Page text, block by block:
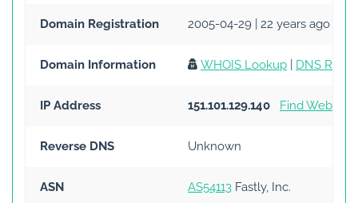
Domain Registration 2005-04-29 | 22 years ago
Domain Information WHOIS Lookup DNS
IP Address 151.101.129.140 Find Websites
Reverse DNS Unknown
ASN AS54113 Fastly, Inc.